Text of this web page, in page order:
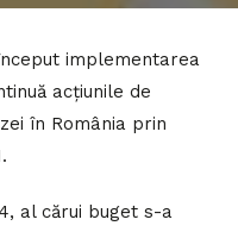
implementarea
acțiunile de
în România prin
al cărui buget s-a